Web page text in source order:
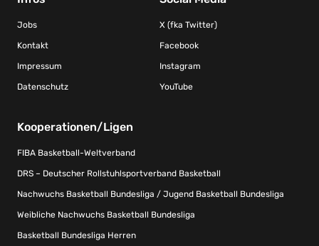
Jobs
Kontakt
Impressum
Datenschutz
X (fka Twitter)
Facebook
Instagram
YouTube
Kooperationen/Ligen
FIBA Basketball-Weltverband
DRS – Deutscher Rollstuhlsportverband Basketball
Nachwuchs Basketball Bundesliga / Jugend Basketball Bundesliga
Weibliche Nachwuchs Basketball Bundesliga
Basketball Bundesliga Herren